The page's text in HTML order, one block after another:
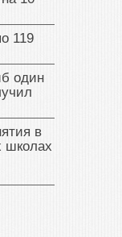
119
один
в
школах